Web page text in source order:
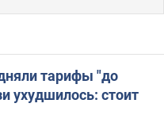
тарифы "до
ухудшилось: стоит